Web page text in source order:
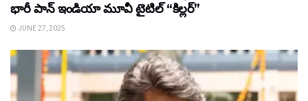
భారీ పాన్‌ ఇండియా మూవీ టైటిల్ “కిల్లర్”
JUNE 27, 2025